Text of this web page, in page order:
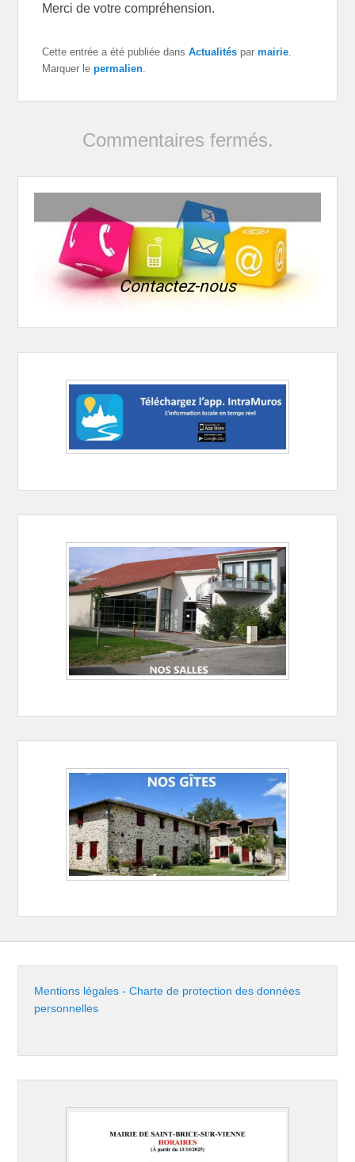
Merci de votre compréhension.
Cette entrée a été publiée dansActualités parmairie
Marquer lepermalien
Commentaires fermés.
Contactez-nous
Mentions légales - Charte de protection des données
personnelles